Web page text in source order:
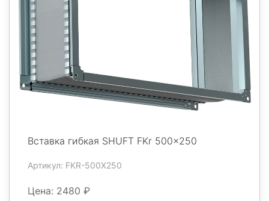
Вставка гибкая SHUFT FKr 500x250
Артикул: FKR-500X250
Цена: 2480 ₽